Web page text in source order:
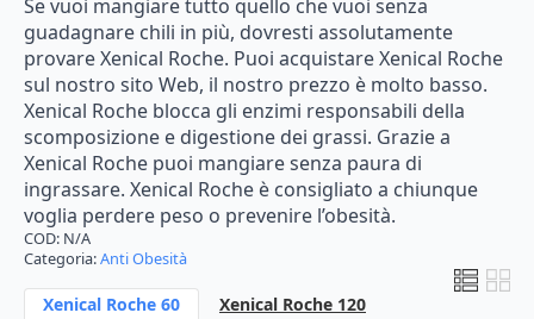
di
prezzo:
da
€17.26
a
€165.73
Sevuoi mangiaretutto quello chevuoi senza
guadagnare chili in più, dovresti assolutamente
provareXenical Roche. Puoi acquistareXenical Roche
sul nostro sito Web, il nostro prezzo è molto basso.
Xenical Roche blocca gli enzimi responsabili della
scomposizione e digestione dei grassi. Graziea
Xenical Roche puoi mangiaresenza paura di
ingrassare. Xenical Roche è consigliato a chiunque
voglia perdere peso o prevenire l’obesità.
COD: N/A
Categoria:Anti Obesità
Xenical Roche 60 Xenical Roche 120